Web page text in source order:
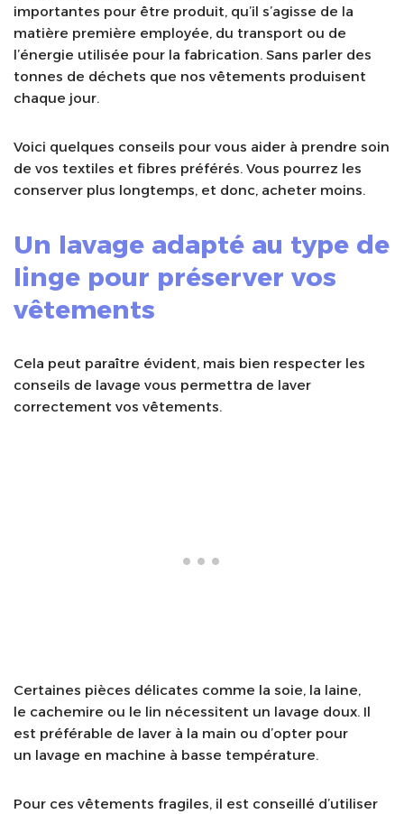
importantes pour être produit, qu’il s’agisse de la
matière première employée, du transport ou de
l’énergie utilisée pour la fabrication. Sans parler des
tonnes de déchets que nos vêtements produisent
chaque jour.
Voici quelques conseils pour vous aider à prendre soin
de vos textiles et fibres préférés. Vous pourrez les
conserver plus longtemps, et donc, acheter moins.
Un lavage adapté au type de
linge pour préserver vos
vêtements
Cela peut paraître évident, mais bien respecter les
conseils de lavage vous permettra de laver
correctement vos vêtements.
Certaines pièces délicates comme la soie, la laine,
le cachemire ou le lin nécessitent un lavage doux. Il
est préférable de laver à la main ou d’opter pour
un lavage en machine à basse température.
Pour ces vêtements fragiles, il est conseillé d’utiliser